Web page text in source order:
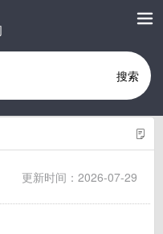
搜索
更新时间：2026-07-29